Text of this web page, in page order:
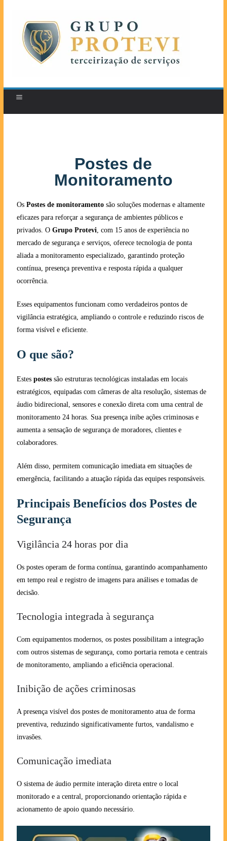
Postes de
Monitoramento
Os Postes de monitoramentosão soluções modernas e altamente
eficazes para reforçar a segurança de ambientes públicos e
privados. O Grupo Protevi, com 15 anos de experiência no
mercado de segurança e serviços, oferece tecnologia de ponta
aliada a monitoramento especializado, garantindo proteção
contínua, presença preventiva e resposta rápida a qualquer
ocorrência.
Esses equipamentos funcionam como verdadeiros pontos de
vigilância estratégica, ampliando o controle e reduzindo riscos de
forma visível e eficiente.
O que são?
Estes postessão estruturas tecnológicas instaladas em locais
estratégicos, equipadas com câmeras de alta resolução, sistemas de
áudio bidirecional, sensores e conexão direta com uma central de
monitoramento 24 horas. Sua presença inibe ações criminosas e
aumenta a sensação de segurança de moradores, clientes e
colaboradores.
Além disso, permitem comunicação imediata em situações de
emergência, facilitando a atuação rápida das equipes responsáveis.
Principais Benefícios dos Postes de
Segurança
Vigilância 24 horas por dia
Os postes operam de forma contínua, garantindo acompanhamento
em tempo real e registro de imagens para análises e tomadas de
decisão.
Tecnologia integrada à segurança
Com equipamentos modernos, os postes possibilitam a integração
com outros sistemas de segurança, como portaria remota e centrais
de monitoramento, ampliando a eficiência operacional.
Inibição de ações criminosas
A presença visível dos postes de monitoramento atua de forma
preventiva, reduzindo significativamente furtos, vandalismo e
invasões.
Comunicação imediata
O sistema de áudio permite interação direta entre o local
monitorado e a central, proporcionando orientação rápida e
acionamento de apoio quando necessário.